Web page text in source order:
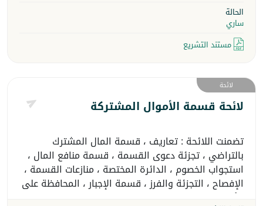
الحالة
ساري
مستند التشريع
لائحة
لائحة قسمة الأموال المشتركة
تضمنت اللائحة : تعاريف ، قسمة المال المشترك
بالتراضي ، تجزئة دعوى القسمة ، قسمة منافع المال ،
استجواب الخصوم ، الدائرة المختصة ، منازعات القسمة ،
الإفصاح ، التجزئة والفرز ، قسمة الإجبار ، المحافظة على
الأموال المشتركة وحراستها ، الوصي المعين ، المصفي